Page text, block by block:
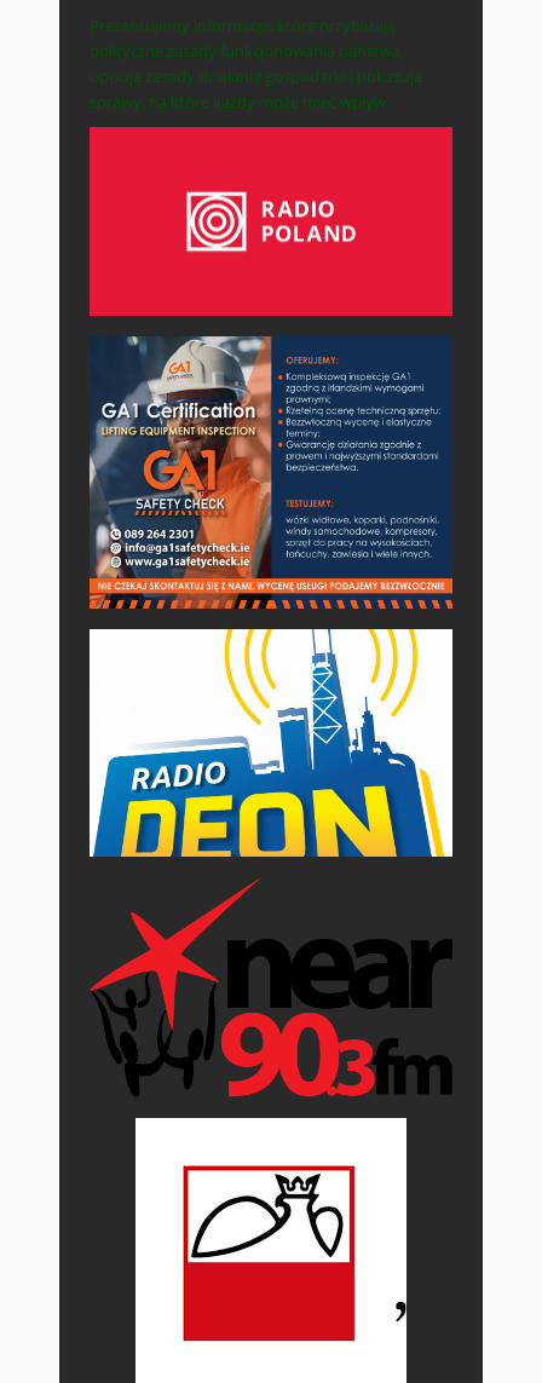
Prezentujemy informacje, które przybliżają
polityczne zasady funkcjonowania państwa,
opisują zasady działania gospodarki i pokazują
sprawy, na które każdy może mieć wpływ.